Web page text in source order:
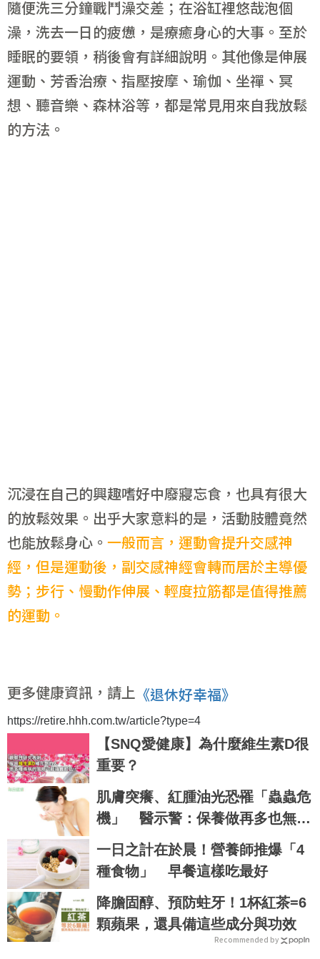
隨便洗三分鐘戰鬥澡交差；在浴缸裡悠哉泡個
澡，洗去一日的疲憊，是療癒身心的大事。至於
睡眠的要領，稍後會有詳細說明。其他像是伸展
運動、芳香治療、指壓按摩、瑜伽、坐禪、冥
想、聽音樂、森林浴等，都是常見用來自我放鬆
的方法。
沉浸在自己的興趣嗜好中廢寢忘食，也具有很大
的放鬆效果。出乎大家意料的是，活動肢體竟然
也能放鬆身心。 一般而言，運動會提升交感神
經，但是運動後，副交感神經會轉而居於主導優
勢；步行、慢動作伸展、輕度拉筋都是值得推薦
的運動。
更多健康資訊，請上 《退休好幸福》
https://retire.hhh.com.tw/article?type=4
【SNQ愛健康】為什麼維生素D很
重要？
肌膚突癢、紅腫油光恐罹「蟲蟲危
機」 醫示警：保養做再多也無濟
於事
一日之計在於晨！營養師推爆「4
種食物」 早餐這樣吃最好
降膽固醇、預防蛀牙！1杯紅茶=6
顆蘋果，還具備這些成分與功效
Recommended by